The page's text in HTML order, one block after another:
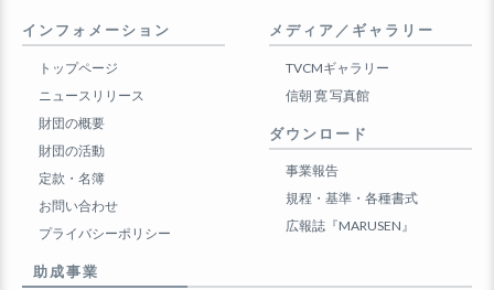
インフォメーション
トップページ
ニュースリリース
財団の概要
財団の活動
定款・名簿
お問い合わせ
プライバシーポリシー
メディア／ギャラリー
TVCMギャラリー
信朝 寛 写真館
ダウンロード
事業報告
規程・基準・各種書式
広報誌『MARUSEN』
助成事業